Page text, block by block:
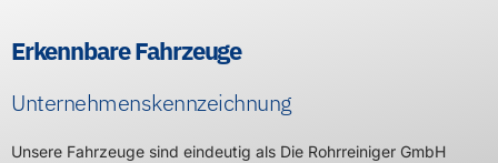
Erkennbare Fahrzeuge
Unternehmenskennzeichnung
Unsere Fahrzeuge sind eindeutig als Die Rohrreiniger GmbH